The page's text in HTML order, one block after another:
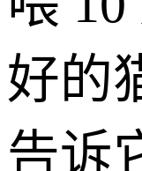
好的
告诉